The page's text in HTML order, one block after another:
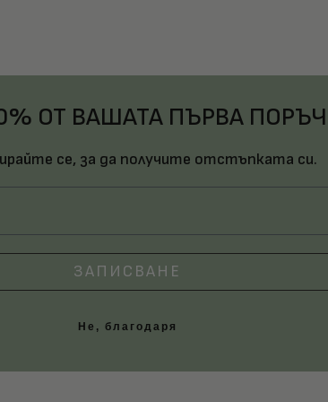
ОТ ВАШАТА ПЪРВА
се, за да получите отстъпката си.
ЗАПИСВАНЕ
Не, благодаря